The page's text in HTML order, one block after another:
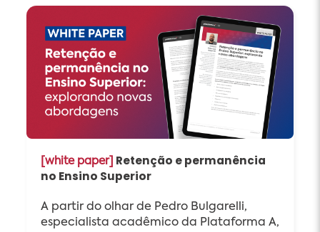
[white paper] Retenção e permanência
no Ensino Superior
A partir do olhar de Pedro Bulgarelli,
especialista acadêmico da Plataforma A,